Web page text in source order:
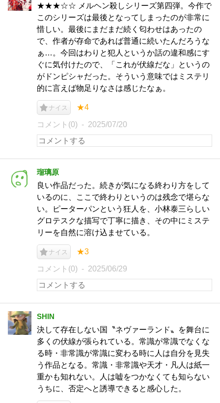
★★★☆☆ メルヘン殺しシリーズ第四弾。今作で
このシリーズは最後となってしまったのが非常に
惜しい。最後にまだまだ続く匂わせはあったの
で、作者が存命であれば普通に続いたんだろうな
ぁ…。今回はわりと犯人というか話の違和感にす
ぐに気付けたので、「これが伏線だな」というの
がドンピシャだった。そういう意味ではミステリ
的に言えば物足りなさは感じたなぁ。
ナイス ★4
コメント(0) 2025/07/20
瑠璃原
良い作品だった。続きが気になる終わり方をして
いるのに、ここで終わりというのは残念で堪らな
い。ピーターパンという狂人を、小林泰三らしい
グロテスクな描写で丁寧に描き、その中にミステ
リーを自然に溶け込ませている。
ナイス ★3
コメント(0) 2025/06/29
SHIN
決して存在しない国〝ネヴァーランド〟を舞台に
多くの伏線が張られている。常識が常識でなくな
る時・非常識が常識に変わる時に人は自分を見失
う作品となる。常識・非常識や天才・凡人は紙一
重かも知れない。人は嘘をつかなくても知らない
うちに、否定へと誘導できると感心した。